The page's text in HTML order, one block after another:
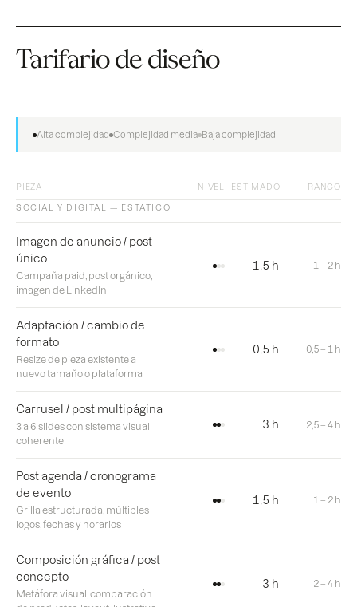
Tarifario de diseño
Alta complejidad Complejidad media Baja complejidad
PIEZA NIVEL ESTIMADO RANGO
SOCIAL Y DIGITAL — ESTÁTICO
Imagen de anuncio / post
único
Campaña paid, post orgánico,
imagen de LinkedIn
1,5 h 1 – 2 h
Adaptación / cambio de
formato
Resize de pieza existente a
nuevo tamaño o plataforma
0,5 h 0,5 – 1 h
Carrusel / post multipágina
3 a 6 slides con sistema visual
coherente
3 h 2,5 – 4 h
Post agenda / cronograma
de evento
Grilla estructurada, múltiples
logos, fechas y horarios
1,5 h 1 – 2 h
Composición gráfica / post
concepto
Metáfora visual, comparación
3 h 2 – 4 h